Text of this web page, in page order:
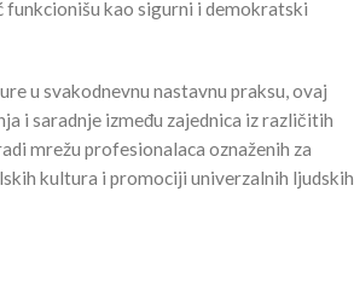
kao sigurni i demokratski
u svakodnevnu nastavnu praksu, ovaj
i saradnje između zajednica iz različitih
mrežu profesionalaca oznaženih za
kultura i promociji univerzalnih ljudskih